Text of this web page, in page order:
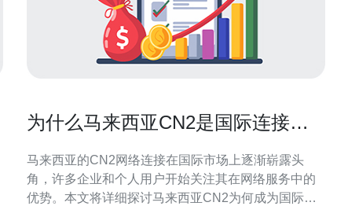
为什么马来西亚CN2是国际连接的
马来西亚的CN2网络连接在国际市场上逐渐崭露头
角，许多企业和个人用户开始关注其在网络服务中的
优势。本文将详细探讨马来西亚CN2为何成为国际连